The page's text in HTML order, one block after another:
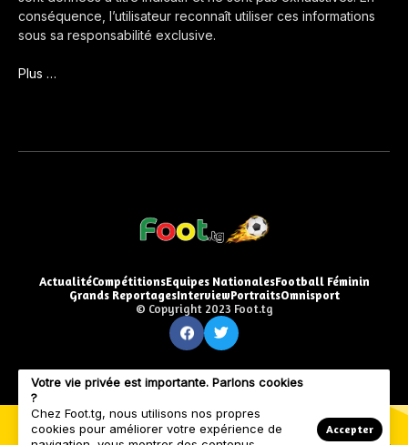
conséquence, l’utilisateur reconnaît utiliser ces informations
sous sa responsabilité exclusive.
Plus …
ActualitéCompétitionsEquipes NationalesFootball Féminin
Grands ReportagesInterviewPortraitsOmnisport
© Copyright 2023 Foot.tg
Votre vie privée est importante. Parlons cookies
?
Chez Foot.tg, nous utilisons nos propres
cookies pour améliorer votre expérience de
Accepter